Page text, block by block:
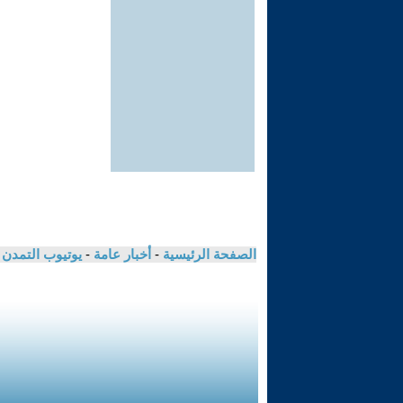
الصفحة الرئيسية - أخبار عامة - يوتيوب